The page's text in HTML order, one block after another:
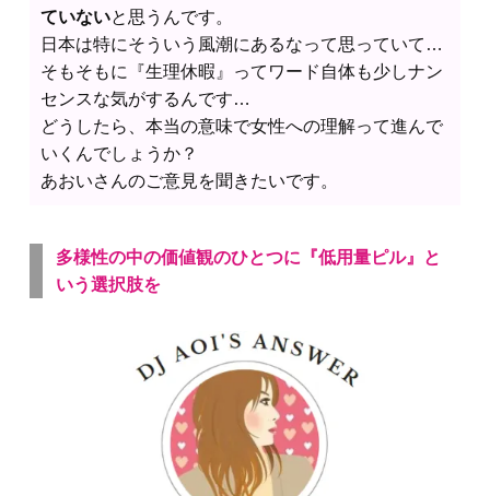
ていないと思うんです。
日本は特にそういう風潮にあるなって思っていて…
そもそもに『生理休暇』ってワード自体も少しナン
センスな気がするんです…
どうしたら、本当の意味で女性への理解って進んで
いくんでしょうか？
あおいさんのご意見を聞きたいです。
多様性の中の価値観のひとつに『低用量ピル』と
いう選択肢を